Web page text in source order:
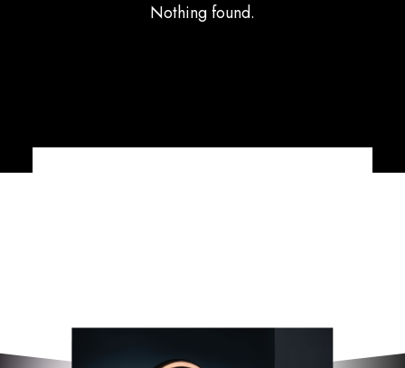
Nothing found.